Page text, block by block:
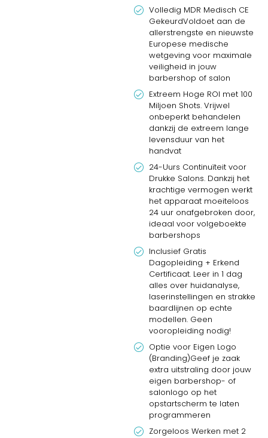
Volledig MDR Medisch CE
GekeurdVoldoet aan de
allerstrengste en nieuwste
Europese medische
wetgeving voor maximale
veiligheid in jouw
barbershop of salon
Extreem Hoge ROI met 100
Miljoen Shots. Vrijwel
onbeperkt behandelen
dankzij de extreem lange
levensduur van het
handvat
24-Uurs Continuïteit voor
Drukke Salons. Dankzij het
krachtige vermogen werkt
het apparaat moeiteloos
24 uur onafgebroken door,
ideaal voor volgeboekte
barbershops
Inclusief Gratis
Dagopleiding + Erkend
Certificaat. Leer in 1 dag
alles over huidanalyse,
laserinstellingen en strakke
baardlijnen op echte
modellen. Geen
vooropleiding nodig!
Optie voor Eigen Logo
(Branding)Geef je zaak
extra uitstraling door jouw
eigen barbershop- of
salonlogo op het
opstartscherm te laten
programmeren
Zorgeloos Werken met 2